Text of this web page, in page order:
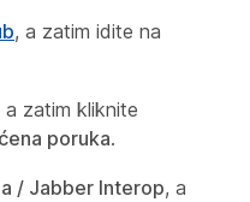
, a zatim idite na
zatim kliknite
poruka.
/ Jabber Interop, a